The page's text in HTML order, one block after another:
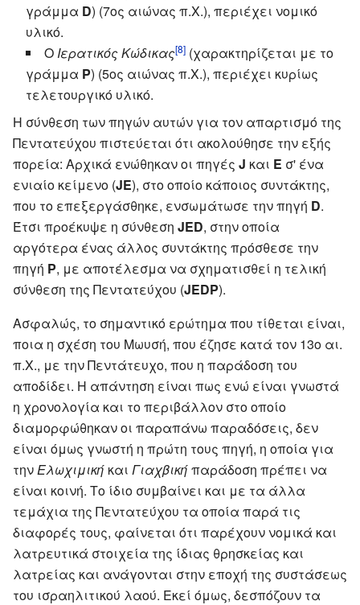
γράμμα D) (7ος αιώνας π.Χ.), περιέχει νομικό
υλικό.
Ο Ιερατικός Κώδικας[8] (χαρακτηρίζεται με το
γράμμα P) (5ος αιώνας π.Χ.), περιέχει κυρίως
τελετουργικό υλικό.
Η σύνθεση των πηγών αυτών για τον απαρτισμό της
Πεντατεύχου πιστεύεται ότι ακολούθησε την εξής
πορεία: Αρχικά ενώθηκαν οι πηγές J και Ε σ' ένα
ενιαίο κείμενο (JΕ), στο οποίο κάποιος συντάκτης,
που το επεξεργάσθηκε, ενσωμάτωσε την πηγή D.
Έτσι προέκυψε η σύνθεση JED, στην οποία
αργότερα ένας άλλος συντάκτης πρόσθεσε την
πηγή P, με αποτέλεσμα να σχηματισθεί η τελική
σύνθεση της Πεντατεύχου (JEDP).
Ασφαλώς, το σημαντικό ερώτημα που τίθεται είναι,
ποια η σχέση του Μωυσή, που έζησε κατά τον 13ο αι.
π.Χ., με την Πεντάτευχο, που η παράδοση του
αποδίδει. Η απάντηση είναι πως ενώ είναι γνωστά
η χρονολογία και το περιβάλλον στο οποίο
διαμορφώθηκαν οι παραπάνω παραδόσεις, δεν
είναι όμως γνωστή η πρώτη τους πηγή, η οποία για
τηνΕλωχιμική και Γιαχβικήπαράδοση πρέπει να
είναι κοινή. Το ίδιο συμβαίνει και με τα άλλα
τεμάχια της Πεντατεύχου τα οποία παρά τις
διαφορές τους, φαίνεται ότι παρέχουν νομικά και
λατρευτικά στοιχεία της ίδιας θρησκείας και
λατρείας και ανάγονται στην εποχή της συστάσεως
του ισραηλιτικού λαού. Εκεί όμως, δεσπόζουν τα